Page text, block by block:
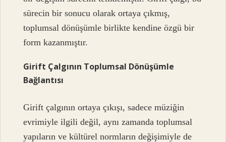
sürecin bir sonucu olarak ortaya çıkmış,
toplumsal dönüşümle birlikte kendine özgü bir
form kazanmıştır.
Girift Çalgının Toplumsal Dönüşümle
Bağlantısı
Girift çalgının ortaya çıkışı, sadece müziğin
evrimiyle ilgili değil, aynı zamanda toplumsal
yapıların ve kültürel normların değişimiyle de